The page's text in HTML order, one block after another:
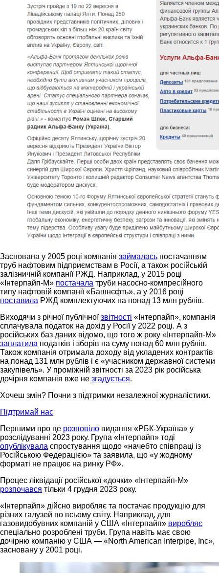
Заснована у 2005 році компанія займалась постачанням
труб нафтовим підприємствам в Росії, а також російській
залізничній компанії РЖД. Наприклад, у 2015 році
«Інтерпайп-М» постачала труби насосно-компресійного
типу нафтовій компанії «Башнєфть», а у 2016 році
поставила РЖД комплектуючих на понад 13 млн рублів.
Виходячи з річної публічноїзвітності «Інтерпайп», компанія
сплачувала податок на дохід у Росії у 2022 році. А з
російських баз даних відомо, що того ж року «Інтерпайп-М»
заплатила податків і зборів на суму понад 60 млн рублів.
Також компанія отримала доходу від укладених контрактів
на понад 131 млн рублів і є «учасником державної системи
закупівель». У проміжній звітності за 2023 рік російська
дочірня компанія вже не згадується.
Хочеш змін? Почни з підтримки незалежної журналістики.
Підтримай нас
Першими про це розповіло видання «РБК-Україна» у
розслідуванні 2023 року. Група «Інтерпайп» тоді
опублікувала спростування щодо «начебто співпраці із
Російською Федерацією» та заявила, що «у жодному
форматі не працює на ринку РФ».
Процес ліквідації російської «дочки» «Інтерпайп-М»
розпочався тільки 4 грудня 2023 року.
«Інтерпайп» дійсно виробляє та постачає продукцію для
різних галузей по всьому світу. Наприклад, для
газовидобувних компаній у США «Інтерпайп» виробляє
спеціально розроблені труби. Група навіть має свою
дочірню компанію у США — «North American Interpipe, Inc»,
засновану у 2001 році.